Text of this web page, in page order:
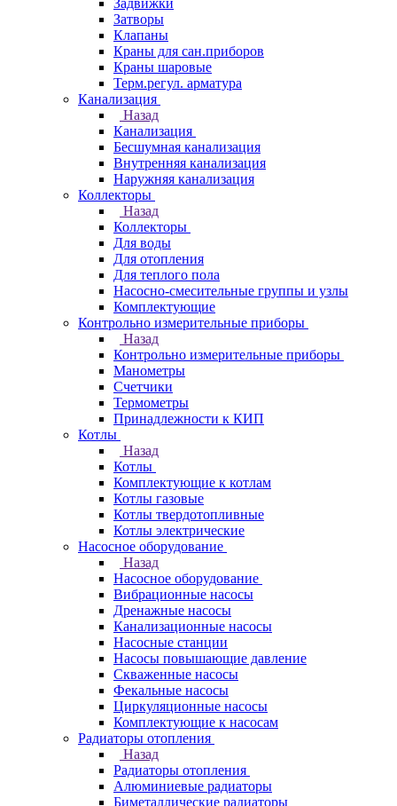
Задвижки
Затворы
Клапаны
Краны для сан.приборов
Краны шаровые
Терм.регул. арматура
Канализация
Назад
Канализация
Бесшумная канализация
Внутренняя канализация
Наружняя канализация
Коллекторы
Назад
Коллекторы
Для воды
Для отопления
Для теплого пола
Насосно-смесительные группы и узлы
Комплектующие
Контрольно измерительные приборы
Назад
Контрольно измерительные приборы
Манометры
Счетчики
Термометры
Принадлежности к КИП
Котлы
Назад
Котлы
Комплектующие к котлам
Котлы газовые
Котлы твердотопливные
Котлы электрические
Насосное оборудование
Назад
Насосное оборудование
Вибрационные насосы
Дренажные насосы
Канализационные насосы
Насосные станции
Насосы повышающие давление
Скваженные насосы
Фекальные насосы
Циркуляционные насосы
Комплектующие к насосам
Радиаторы отопления
Назад
Радиаторы отопления
Алюминиевые радиаторы
Биметаллические радиаторы